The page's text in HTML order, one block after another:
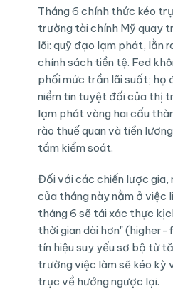
Tháng 6 chính thức kéo
trường tài chính Mỹ quay
lõi: quỹ đạo lạm phát, lằn
chính sách tiền tệ. Fed
phối mức trần lãi suất; họ
niềm tin tuyệt đối của thị
lạm phát vòng hai cấu
rào thuế quan và tiền
tầm kiểm soát.
Đối với các chiến lược
của tháng này nằm ở việc
tháng 6 sẽ tái xác thực
thời gian dài hơn"
tín hiệu suy yếu sơ bộ từ
trường việc làm sẽ kéo kỳ
trục về hướng ngược lại.